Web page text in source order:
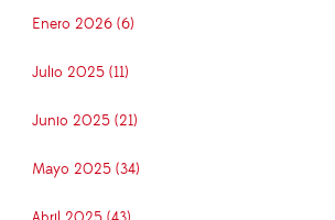
Enero 2026 (6)
Julio 2025 (11)
Junio 2025 (21)
Mayo 2025 (34)